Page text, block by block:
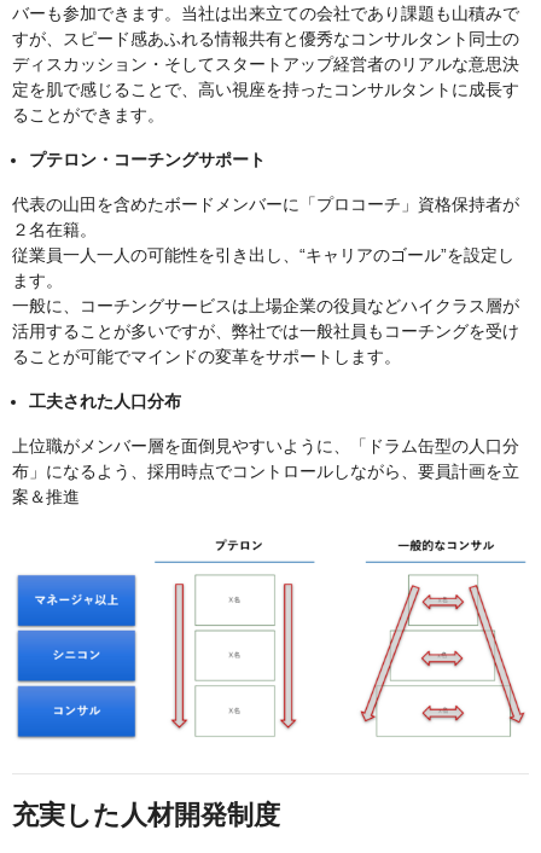
バーも参加できます。当社は出来立ての会社であり課題も山積みで
すが、スピード感あふれる情報共有と優秀なコンサルタント同士の
ディスカッション・そしてスタートアップ経営者のリアルな意思決
定を肌で感じることで、高い視座を持ったコンサルタントに成長す
ることができます。
プテロン・コーチングサポート
代表の山田を含めたボードメンバーに「プロコーチ」資格保持者が
２名在籍。
従業員一人一人の可能性を引き出し、“キャリアのゴール”を設定し
ます。
一般に、コーチングサービスは上場企業の役員などハイクラス層が
活用することが多いですが、弊社では一般社員もコーチングを受け
ることが可能でマインドの変革をサポートします。
工夫された人口分布
上位職がメンバー層を面倒見やすいように、「ドラム缶型の人口分
布」になるよう、採用時点でコントロールしながら、要員計画を立
案＆推進
充実した人材開発制度